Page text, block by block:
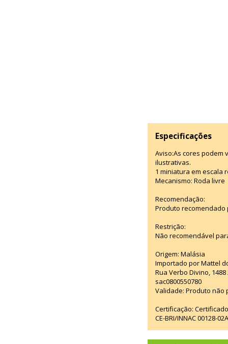
Especificações
Aviso:As cores podem
ilustrativas.
1 miniatura em escala
Mecanismo: Roda livre
Recomendação:
Produto recomendado
Restrição:
Não recomendável
Origem: Malásia
Importado por Mattel
Rua Verbo Divino,
sac0800550780
Validade: Produto não
Certificação:
CE-BRI/INNAC 00128-